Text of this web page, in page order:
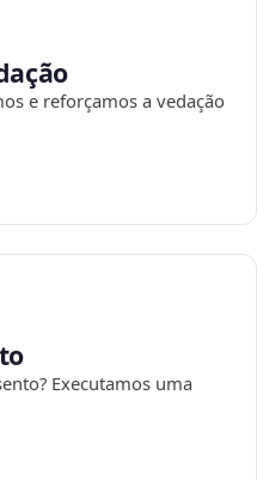
e reforçamos a vedação
Executamos uma